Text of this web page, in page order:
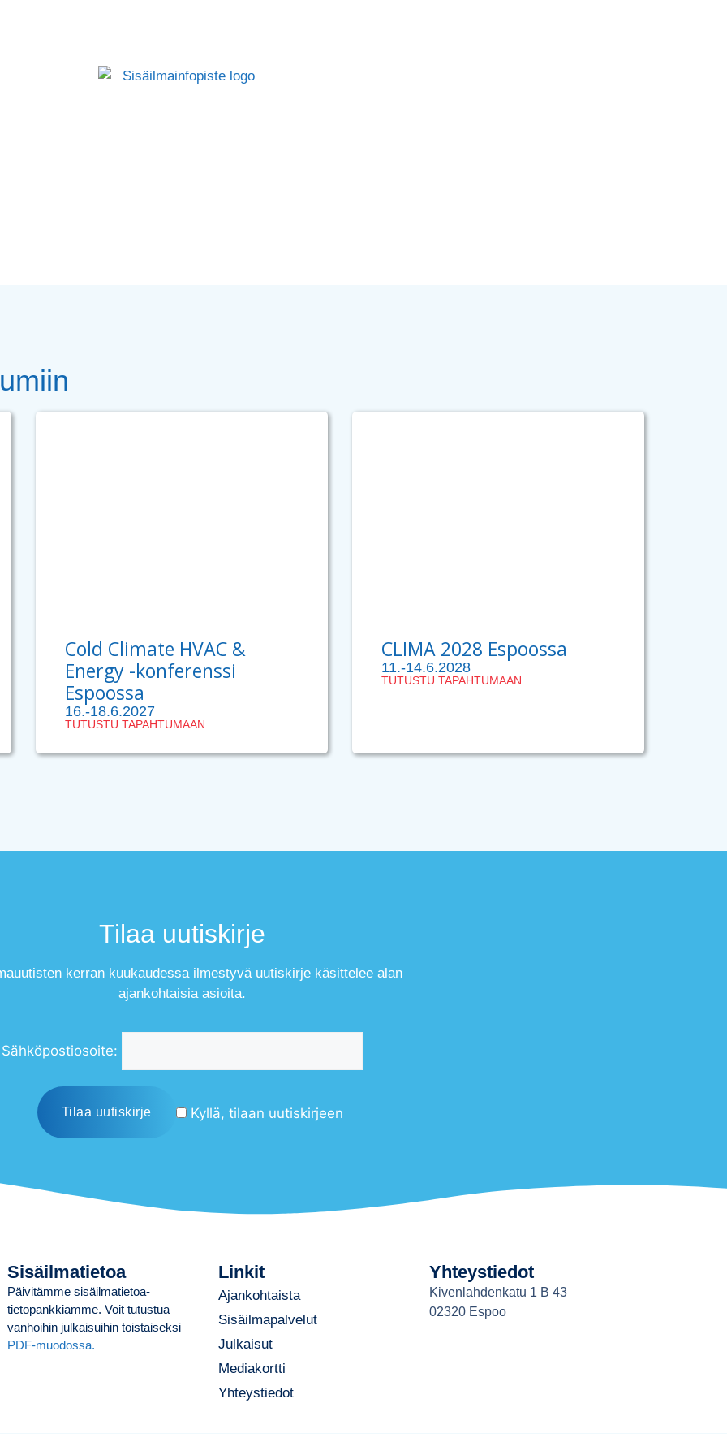
Cold Climate HVAC &
Energy -konferenssi
Espoossa
16.-18.6.2027
TUTUSTU TAPAHTUMAAN
CLIMA 2028 Espoossa
11.-14.6.2028
TUTUSTU TAPAHTUMAAN
Tilaa uutiskirje
kerran kuukaudessa ilmestyvä uutiskirje käsittelee alan
ajankohtaisia asioita.
Sähköpostiosoite:
Kyllä, tilaan uutiskirjeen
Sisäilmatietoa
Päivitämme sisäilmatietoa-
tietopankkiamme. Voit tutustua
vanhoihin julkaisuihin toistaiseksi
PDF-muodossa.
Linkit
Ajankohtaista
Sisäilmapalvelut
Julkaisut
Mediakortti
Yhteystiedot
Yhteystiedot
Kivenlahdenkatu 1 B 43
02320 Espoo